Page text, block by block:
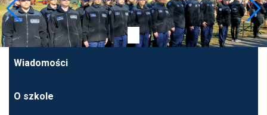
Wiadomości
O szkole